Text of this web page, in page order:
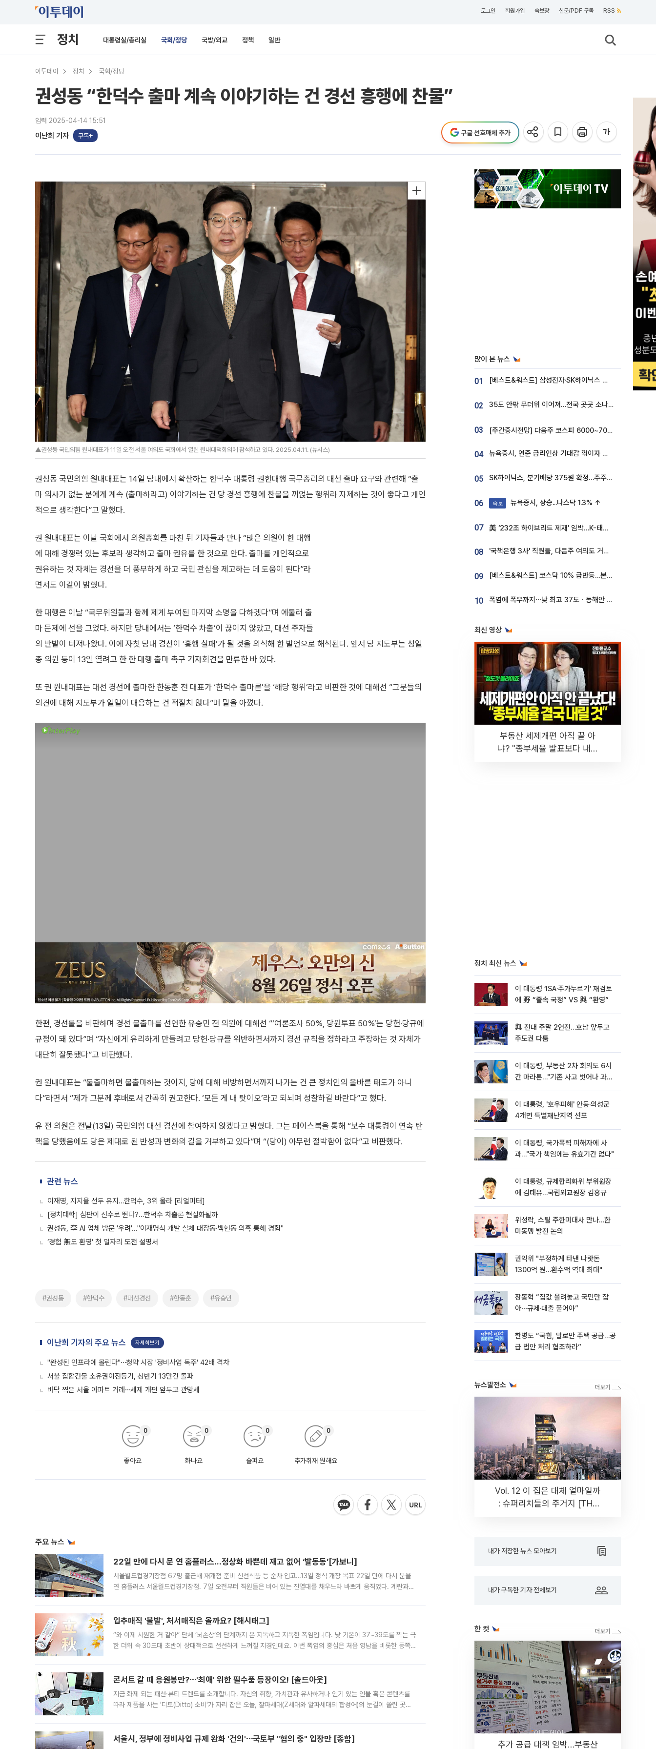
로그인 회원가입 속보창 신문/PDF 구독 RSS
정치 대통령실/총리실 국회/정당 국방/외교 정책 일반
이투데이 정치 국회/정당
권성동 “한덕수 출마 계속 이야기하는 건 경선 흥행에 찬물”
입력 2025-04-14 15:51
이난희 기자 구독 구글 선호매체 추가
▲권성동 국민의힘 원내대표가 11일 오전 서울 여의도 국회에서 열린 원내대책회의에 참석하고 있다. 2025.04.11. (뉴시스)
권성동 국민의힘 원내대표는 14일 당내에서 확산하는 한덕수 대통령 권한대행 국무총리의 대선 출마 요구와 관련해 “출
마 의사가 없는 분에게 계속 (출마하라고) 이야기하는 건 당 경선 흥행에 찬물을 끼얹는 행위라 자제하는 것이 좋다고 개인
적으로 생각한다”고 말했다.
권 원내대표는 이날 국회에서 의원총회를 마친 뒤 기자들과 만나 “많은 의원이 한 대행
에 대해 경쟁력 있는 후보라 생각하고 출마 권유를 한 것으로 안다. 출마를 개인적으로
권유하는 것 자체는 경선을 더 풍부하게 하고 국민 관심을 제고하는 데 도움이 된다”라
면서도 이같이 밝혔다.
한 대행은 이날 “국무위원들과 함께 제게 부여된 마지막 소명을 다하겠다”며 에둘러 출
마 문제에 선을 그었다. 하지만 당내에서는 ‘한덕수 차출’이 끊이지 않았고, 대선 주자들
의 반발이 터져나왔다. 이에 자칫 당내 경선이 ‘흥행 실패’가 될 것을 의식해 한 발언으로 해석된다. 앞서 당 지도부는 성일
종 의원 등이 13일 열려고 한 한 대행 출마 촉구 기자회견을 만류한 바 있다.
또 권 원내대표는 대선 경선에 출마한 한동훈 전 대표가 ‘한덕수 출마론’을 ‘해당 행위’라고 비판한 것에 대해선 “그분들의
의견에 대해 지도부가 일일이 대응하는 건 적절치 않다”며 말을 아꼈다.
한편, 경선룰을 비판하며 경선 불출마를 선언한 유승민 전 의원에 대해선 “‘여론조사 50%, 당원투표 50%’는 당헌·당규에
규정이 돼 있다”며 “자신에게 유리하게 만들려고 당헌·당규를 위반하면서까지 경선 규칙을 정하라고 주장하는 것 자체가
대단히 잘못됐다”고 비판했다.
권 원내대표는 “불출마하면 불출마하는 것이지, 당에 대해 비방하면서까지 나가는 건 큰 정치인의 올바른 태도가 아니
다”라면서 “제가 그분께 후배로서 간곡히 권고한다. ‘모든 게 내 탓이오’라고 되뇌며 성찰하길 바란다”고 했다.
유 전 의원은 전날(13일) 국민의힘 대선 경선에 참여하지 않겠다고 밝혔다. 그는 페이스북을 통해 “보수 대통령이 연속 탄
핵을 당했음에도 당은 제대로 된 반성과 변화의 길을 거부하고 있다”며 “(당이) 아무런 절박함이 없다”고 비판했다.
관련 뉴스
이재명, 지지율 선두 유지…한덕수, 3위 올라 [리얼미터]
[정치대학] 심판이 선수로 뛴다?…한덕수 차출론 현실화될까
권성동, 李 AI 업체 방문 '우려'..."이재명식 개발 실체 대장동·백현동 의혹 통해 경험"
‘경험 無도 환영’ 첫 일자리 도전 설명서
#권성동 #한덕수 #대선경선 #한동훈 #유승민
이난희 기자의 주요 뉴스 자세히보기
"완성된 인프라에 몰린다"⋯청약 시장 '정비사업 독주' 42배 격차
서울 집합건물 소유권이전등기, 상반기 13만건 돌파
바닥 찍은 서울 아파트 거래⋯세제 개편 앞두고 관망세
좋아요
0
화나요
0
슬퍼요
0
추가취재 원해요
0
주요 뉴스
22일 만에 다시 문 연 홈플러스…정상화 바쁜데 재고 없어 ‘발동동’[가보니]
서울월드컵경기장점 67명 출근해 재개점 준비 신선식품 등 순차 입고…13일 정식 개장 목표 22일 만에 다시 문을
연 홈플러스 서울월드컵경기장점. 7일 오전부터 직원들은 비어 있는 진열대를 채우느라 바쁘게 움직였다. 계란과
입추매직 '불발', 처서매직은 올까요? [해시태그]
“와 이제 시원한 거 같아” 단체 ‘뇌손상’의 단계까지 온 지독하고 지독한 폭염입니다. 낮 기온이 37~39도를 찍는 극
한 더위 속 30도대 초반이 상대적으로 선선하게 느껴질 지경인데요. 이번 폭염의 중심은 처음 영남을 비롯한 동쪽
콘서트 갈 때 응원봉만?⋯'최애' 위한 필수품 등장이오! [솔드아웃]
지금 화제 되는 패션·뷰티 트렌드를 소개합니다. 자신의 취향, 가치관과 유사하거나 인기 있는 인물 혹은 콘텐츠를
따라 제품을 사는 '디토(Ditto) 소비'가 자리 잡은 오늘, 잘파세대(Z세대와 알파세대의 합성어)의 눈길이 쏠린 곳은
서울시, 정부에 정비사업 규제 완화 '건의'⋯국토부 "협의 중" 입장만 [종합]
많이 본 뉴스
01 [베스트&워스트] 삼성전자·SK하이닉스 밀린 한 주…상상인증권은 85% 급등
02 35도 안팎 무더위 이어져…전국 곳곳 소나기 [오늘 날씨]
03 [주간증시전망] 다음주 코스피 6000~7000⋯“外人 수급은 정책이 변수”
04 뉴욕증시, 연준 금리인상 기대감 꺾이자 상승...S&P500 사상 최고치 [종합]
05 SK하이닉스, 분기배당 375원 확정…주주환원책 9월로 앞당겨 발표
06 속보 뉴욕증시, 상승...나스닥 1.3% ↑
07 美 ‘232조 하이브리드 제재’ 임박…K-태양광, 불확실성 털고 날개 다나
08 '국책은행 3사' 직원들, 다음주 여의도 거리 나서는 까닭은
09 [베스트&워스트] 코스닥 10% 급반등…본느, 최대주주 변경 기대에 270% 폭등
10 폭염에 폭우까지⋯낮 최고 37도ㆍ동해안 강한 비 [날씨]
최신 영상
부동산 세제개편 아직 끝 아
냐? "종부세율 발표보다 내릴
정치 최신 뉴스
이 대통령 ‘ISA·주가누르기’ 재검토
에 野 “졸속 국정” VS 與 “환영”
與 전대 주말 2연전…호남 앞두고
주도권 다툼
이 대통령, 부동산 2차 회의도 6시
간 마라톤…"기존 사고 벗어나 과감
이 대통령, '호우피해' 안동·의성군
4개면 특별재난지역 선포
이 대통령, 국가폭력 피해자에 사
과…"국가 책임에는 유효기간 없다"
이 대통령, 규제합리화위 부위원장
에 김태유…국립외교원장 김흥규
위성락, 스틸 주한미대사 만나…한
미동맹 발전 논의
권익위 "부정하게 타낸 나랏돈
1300억 원…환수액 역대 최대"
장동혁 “집값 올려놓고 국민만 잡
아⋯규제·대출 풀어야”
한병도 “국힘, 말로만 주택 공급…공
급 법안 처리 협조하라”
뉴스발전소
Vol. 12 이 집은 대체 얼마일까
: 슈퍼리치들의 주거지 [THE
내가 저장한 뉴스 모아보기
내가 구독한 기자 전체보기
한 컷
추가 공급 대책 임박…부동산